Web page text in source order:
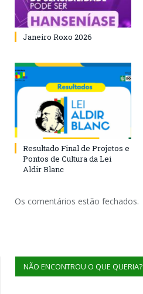
Janeiro Roxo 2026
Resultado Final de Projetos e
Pontos de Cultura da Lei
Aldir Blanc
Os comentários estão fechados.
NÃO ENCONTROU O QUE QUERIA?